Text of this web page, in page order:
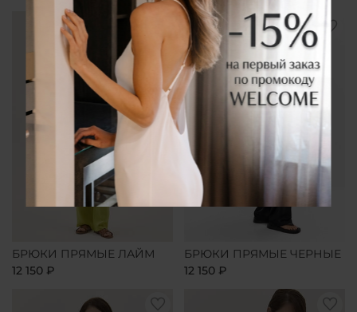
БРЮКИ ПРЯМЫЕ ЛАЙМ
12 150 ₽
БРЮКИ ПРЯМЫЕ ЧЕРНЫЕ
12 150 ₽